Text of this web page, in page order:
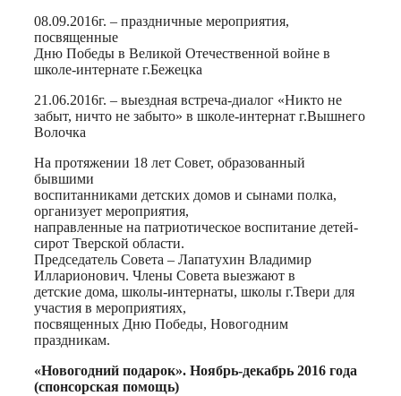
08.09.2016г. – праздничные мероприятия,
посвященные
Дню Победы в Великой Отечественной войне в
школе-интернате г.Бежецка
21.06.2016г. – выездная встреча-диалог «Никто не
забыт, ничто не забыто» в школе-интернат г.Вышнего
Волочка
На протяжении 18 лет Совет, образованный
бывшими
воспитанниками детских домов и сынами полка,
организует мероприятия,
направленные на патриотическое воспитание детей-
сирот Тверской области.
Председатель Совета – Лапатухин Владимир
Илларионович. Члены Совета выезжают в
детские дома, школы-интернаты, школы г.Твери для
участия в мероприятиях,
посвященных Дню Победы, Новогодним
праздникам.
«Новогодний подарок». Ноябрь-декабрь 2016 года
(спонсорская помощь)